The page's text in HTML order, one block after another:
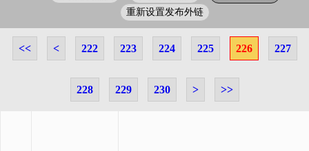
重新设置发布外链
<< < 222 223 224 225 226 227
228 229 230 > >>